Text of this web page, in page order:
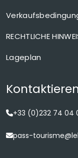
RECHTLICHE
Lageplan
+33 (0)232 74 04
pass-